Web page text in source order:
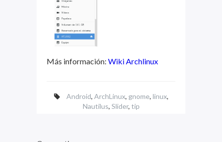
Más información: Wiki Archlinux
Android, ArchLinux, gnome, linux,
Nautilus, Slider, tip